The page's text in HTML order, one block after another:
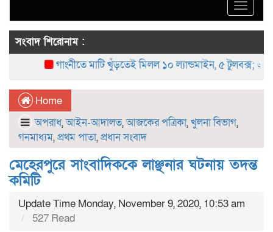
Toggle
সংবাদ শিরোনাম :
গাংনীতে মাটি খুঁড়তেই মিলল ১০ ল্যান্ডমাইন, ৫ টুলবক্স; এলাকায়
Home
অপরাধ,আইন-আদালত,আজকের পত্রিকা,খুলনা বিভাগ,
গনমাধ্যম,প্রথম পাতা,প্রধান সংবাদ
মেহেরপুরে সাংবাদিককে লাঞ্ছনার ঘটনায় তদন্ত
কমিটি
Update Time Monday, November 9, 2020, 10:53 am
527 Read